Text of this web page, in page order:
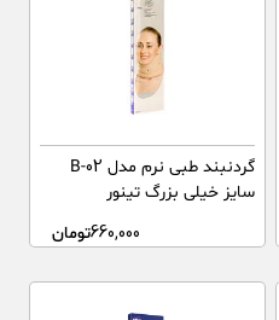
گردنبند طبی نرم مدل B-02
سایز خیلی بزرگ تینور
660,000تومان